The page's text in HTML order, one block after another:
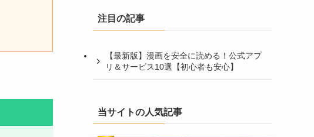
注目の記事
【最新版】漫画を安全に読める！公式アプ
リ＆サービス10選【初心者も安心】
当サイトの人気記事